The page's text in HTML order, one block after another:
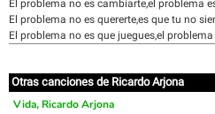
El problema no es cambiarte,el problema
El problema no es quererte,es que tu no
El problema no es que juegues,el
Otras canciones de Ricardo Arjona
Vida, Ricardo Arjona